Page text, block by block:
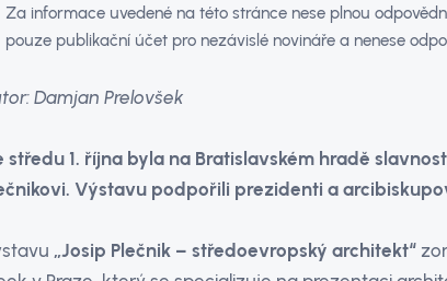
Za informace uvedené na této stránce nese plnou
pouze publikační účet pro nezávislé novináře a nenese
Damjan Prelovšek
středu 1. října byla na Bratislavském hradě
Výstavu podpořili prezidenti a
„Josip Plečnik – středoevropský architekt“